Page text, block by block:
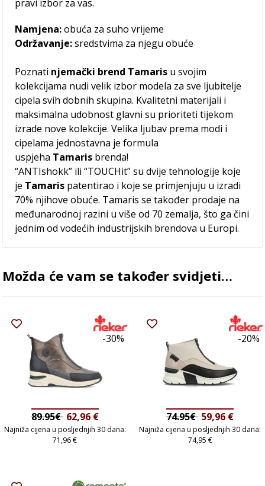
pravi izbor za vas.
Namjena:obuća za suho vrijeme
Održavanje:sredstvima za njegu obuće
Poznati njemački brend Tamaris u svojim
kolekcijama nudi velik izbor modela za sve ljubitelje
cipela svih dobnih skupina. Kvalitetni materijali i
maksimalna udobnost glavni su prioriteti tijekom
izrade nove kolekcije. Velika ljubav prema modi i
cipelama jednostavna je formula
uspjeha Tamaris brenda!
“ANTIshokk” ili “TOUCHit” su dvije tehnologije koje
je Tamaris patentirao i koje se primjenjuju u izradi
70% njihove obuće. Tamaris se također prodaje na
međunarodnoj razini u više od 70 zemalja, što ga čini
jednim od vodećih industrijskih brendova u Europi.
Možda će vam se također svidjeti…
-30%
89.95€ 62,96 €
Najniža cijena u posljednjih 30 dana:
71,96€
-20%
74.95€ 59,96 €
Najniža cijena u posljednjih 30 dana:
74,95 €